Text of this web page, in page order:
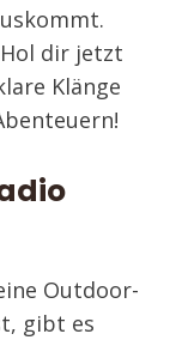
dir jetzt
Klänge
Outdoor-
gibt es